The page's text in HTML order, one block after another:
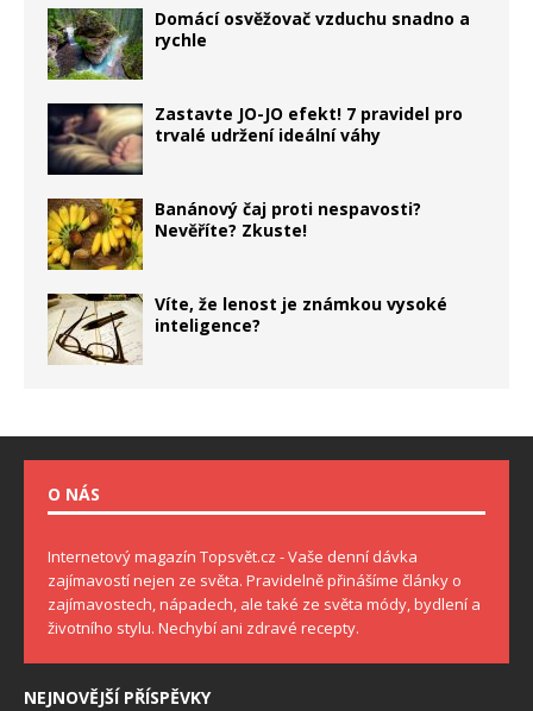
Domácí osvěžovač vzduchu snadno a
rychle
Zastavte JO-JO efekt! 7 pravidel pro
trvalé udržení ideální váhy
Banánový čaj proti nespavosti?
Nevěříte? Zkuste!
Víte, že lenost je známkou vysoké
inteligence?
O NÁS
Internetový magazín Topsvět.cz - Vaše denní dávka
zajímavostí nejen ze světa. Pravidelně přinášíme články o
zajímavostech, nápadech, ale také ze světa módy, bydlení a
životního stylu. Nechybí ani zdravé recepty.
NEJNOVĚJŠÍ PŘÍSPĚVKY